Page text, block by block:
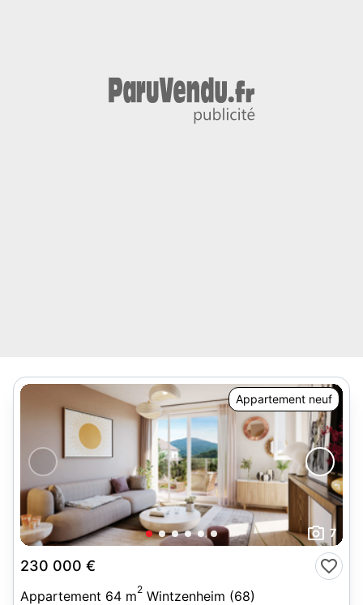
Appartement neuf
7
230 000 €
Appartement 64 m2 Wintzenheim (68)